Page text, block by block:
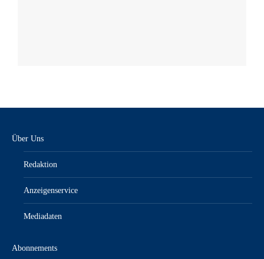
Über Uns
Redaktion
Anzeigenservice
Mediadaten
Abonnements